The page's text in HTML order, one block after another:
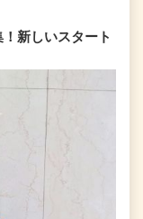
新しいスタート